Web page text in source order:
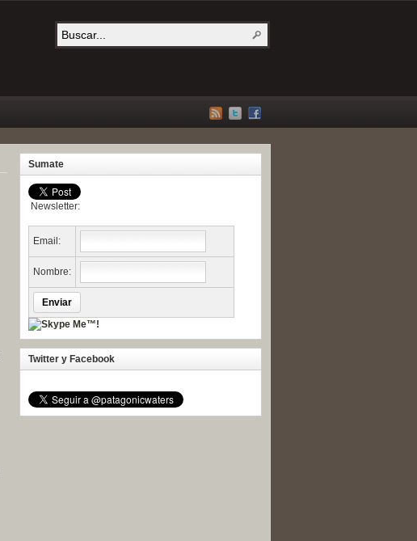
Sumate
Newsletter:
Email:
Nombre:
Twitter y Facebook